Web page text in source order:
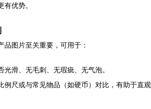
优势。
品图片至关重要，可用于：
光滑、无毛刺、无瑕疵、无气泡。
例尺或与常见物品（如硬币）对比，有助于直观